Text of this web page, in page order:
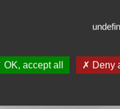
OK, accept all Deny